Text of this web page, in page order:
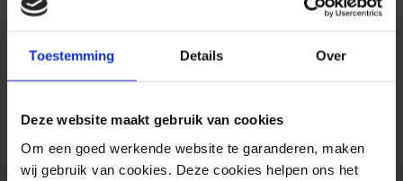
Toestemming Details Over
Deze website maakt gebruik van cookies
Om een goed werkende website te garanderen, maken
wij gebruik van cookies. Deze cookies helpen ons het
Al 35 jaar ervaring!
bestellen (lees de onafhankelijke reviews)